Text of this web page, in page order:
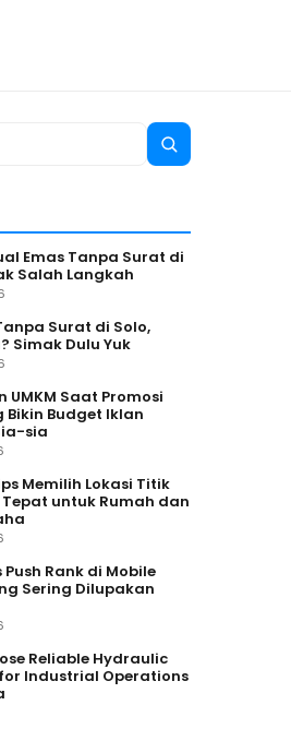
Search
Emas Tanpa Surat di
Salah Langkah
Surat di Solo,
Simak Dulu Yuk
UMKM Saat Promosi
Bikin Budget Iklan
sia
Memilih Lokasi Titik
Tepat untuk Rumah dan
Push Rank di Mobile
Sering Dilupakan
Reliable Hydraulic
Industrial Operations